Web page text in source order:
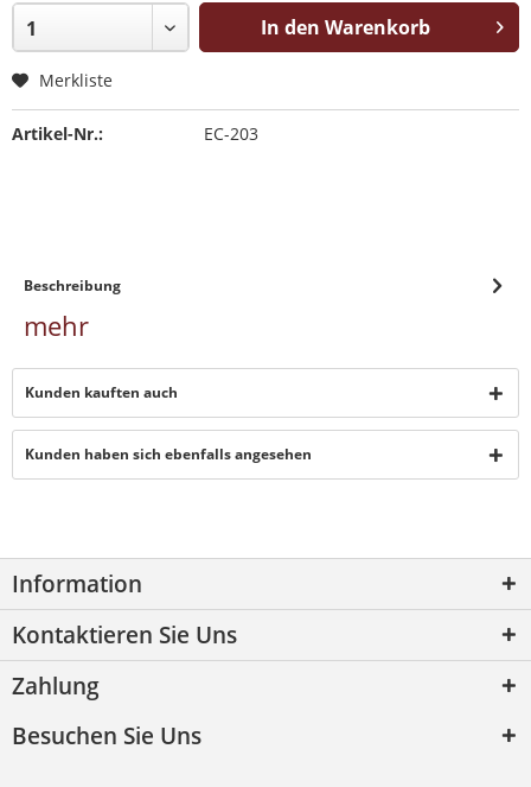
In den Warenkorb
Merkliste
Artikel-Nr.: EC-203
Beschreibung
mehr
Kunden kauften auch
Kunden haben sich ebenfalls angesehen
Information
Kontaktieren Sie Uns
Zahlung
Besuchen Sie Uns